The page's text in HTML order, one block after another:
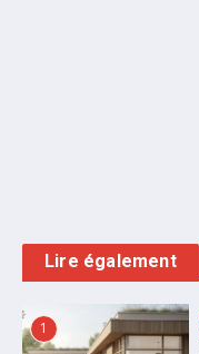
Lire également
1